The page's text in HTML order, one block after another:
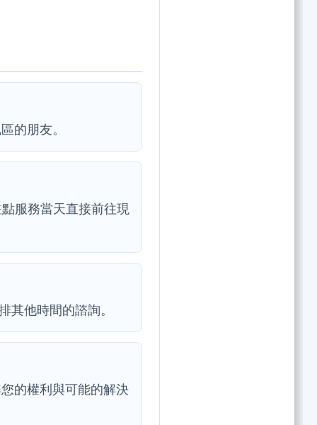
的朋友。
服務當天直接前往現
其他時間的諮詢。
的權利與可能的解決